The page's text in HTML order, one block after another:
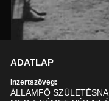
ADATLAP
Inzertszöveg:
ÁLLAMFŐ